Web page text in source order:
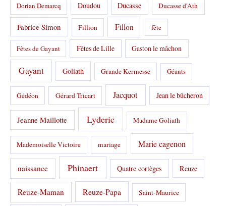
Dorian Demarcq Doudou Ducasse Ducasse d'Ath
Fabrice Simon Fillion Fillon fête
Fêtes de Gayant Fêtes de Lille Gaston le mâchon
Gayant Goliath Grande Kermesse Géants
Gédéon Gérard Tricart Jacquot Jean le bûcheron
Jeanne Maillotte Lyderic Madame Goliath
Mademoiselle Victoire mariage Marie cagenon
naissance Phinaert Quatre cortèges Reuze
Reuze-Maman Reuze-Papa Saint-Maurice